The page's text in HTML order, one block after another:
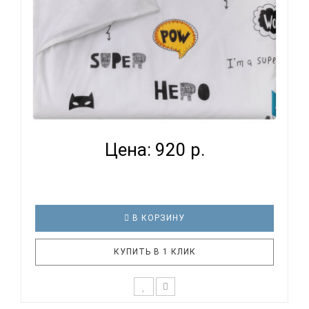
ВОМБАТИК CLASSIC COLLECTION СУПЕРГЕРОЙ -
ПОДОДЕЯЛЬ...
Цена: 920 р.
В КОРЗИНУ
КУПИТЬ В 1 КЛИК